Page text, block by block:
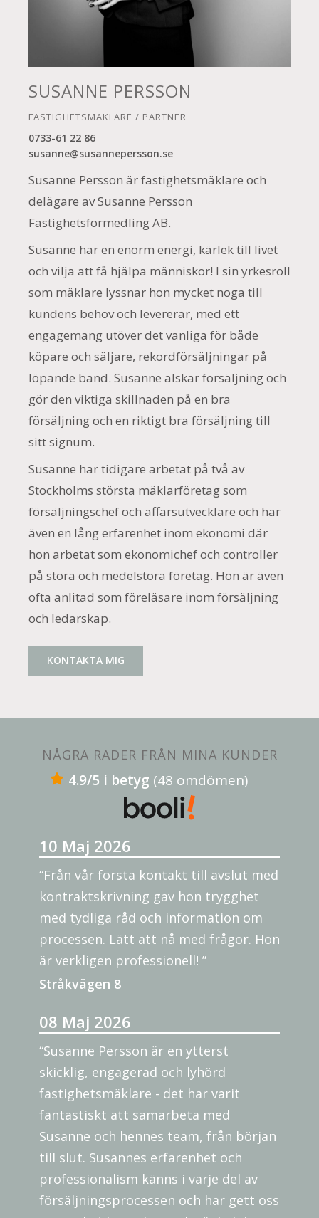
SUSANNE PERSSON
FASTIGHETSMÄKLARE / PARTNER
0733-61 22 86
susanne@susannepersson.se
Susanne Persson är fastighetsmäklare och
delägare av Susanne Persson
Fastighetsförmedling AB.
Susanne har en enorm energi, kärlek till livet
och vilja att få hjälpa människor! I sin yrkesroll
som mäklare lyssnar hon mycket noga till
kundens behov och levererar, med ett
engagemang utöver det vanliga för både
köpare och säljare, rekordförsäljningar på
löpande band. Susanne älskar försäljning och
gör den viktiga skillnaden på en bra
försäljning och en riktigt bra försäljning till
sitt signum.
Susanne har tidigare arbetat på två av
Stockholms största mäklarföretag som
försäljningschef och affärsutvecklare och har
även en lång erfarenhet inom ekonomi där
hon arbetat som ekonomichef och controller
på stora och medelstora företag. Hon är även
ofta anlitad som föreläsare inom försäljning
och ledarskap.
KONTAKTA MIG
NÅGRA RADER FRÅN MINA KUNDER
4.9/5 i betyg (48 omdömen)
10 Maj 2026
“Från vår första kontakt till avslut med
kontraktskrivning gav hon trygghet
med tydliga råd och information om
processen. Lätt att nå med frågor. Hon
är verkligen professionell! ”
Stråkvägen 8
08 Maj 2026
“Susanne Persson är en ytterst
skicklig, engagerad och lyhörd
fastighetsmäklare - det har varit
fantastiskt att samarbeta med
Susanne och hennes team, från början
till slut. Susannes erfarenhet och
professionalism känns i varje del av
försäljningsprocessen och har gett oss